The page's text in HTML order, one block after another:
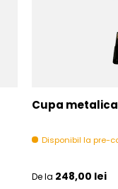
Cupa
Disponibil la pre-
Pret initial
De la 248,00 lei